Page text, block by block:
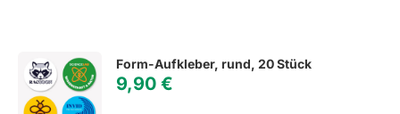
Form-Aufkleber, rund, 20 Stück
9,90€